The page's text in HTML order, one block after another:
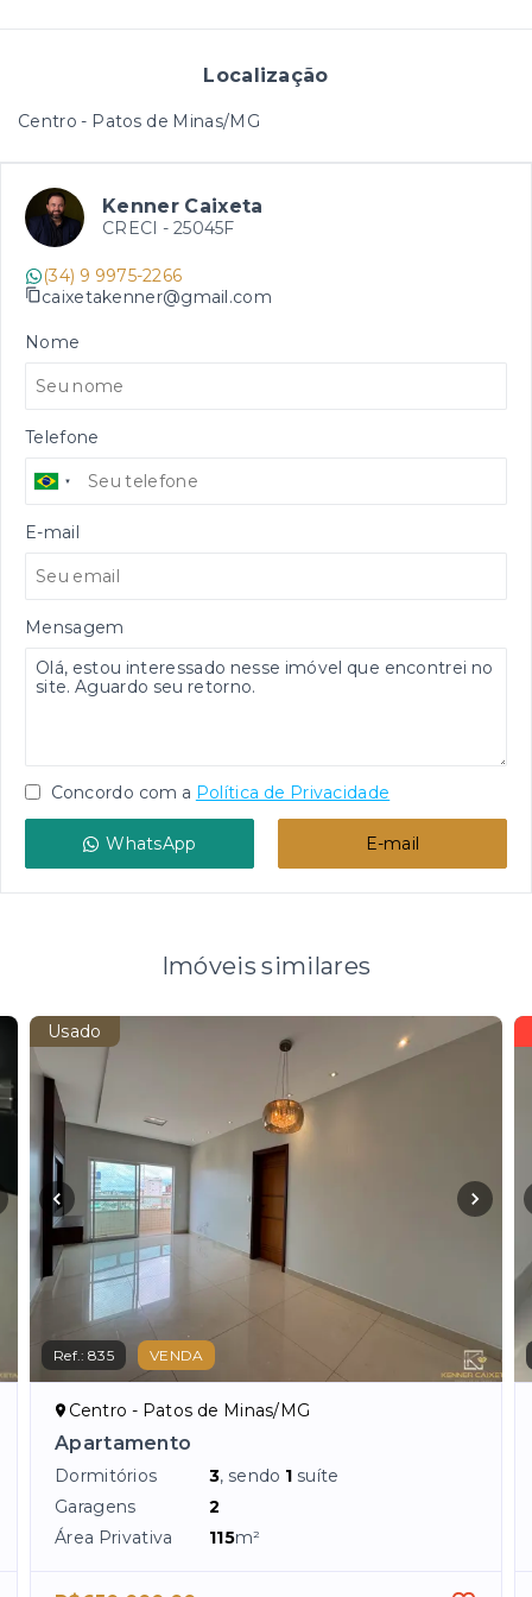
Localização
Centro - Patos de Minas/MG
Kenner Caixeta
CRECI - 25045F
(34) 9 9975-2266
caixetakenner@gmail.com
Nome
Telefone
E-mail
Mensagem
Concordo com a Política de Privacidade
WhatsApp E-mail
Imóveis similares
Usado
Ref.:835 VENDA
Centro - Patos de Minas/MG
Apartamento
Dormitórios 3, sendo 1 suíte
Garagens
2
Área Privativa
115m²